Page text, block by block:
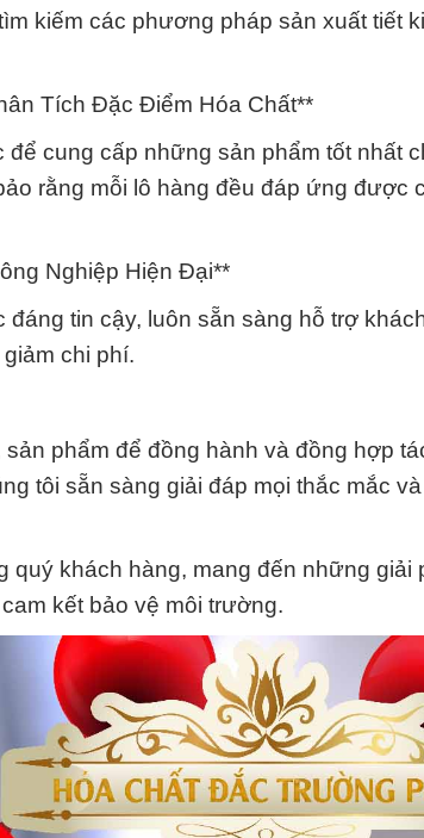
kiếm các phương pháp sản xuất tiết
Tích Đặc Điểm Hóa Chất**
cung cấp những sản phẩm tốt nhất
rằng mỗi lô hàng đều đáp ứng được
Nghiệp Hiện Đại**
tin cậy, luôn sẵn sàng hỗ trợ
chi phí.
phẩm để đồng hành và đồng hợp
tôi sẵn sàng giải đáp mọi thắc mắc
khách hàng, mang đến những giải
kết bảo vệ môi trường.